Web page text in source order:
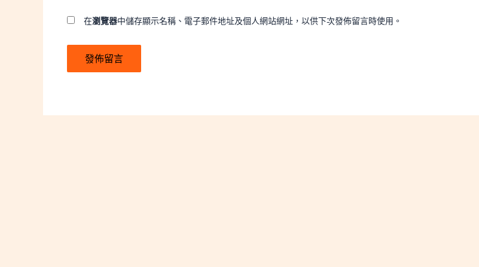
地
在瀏覽器中儲存顯示名稱、電子郵件地址及個人網站網址，以供下次發佈留言時使用。